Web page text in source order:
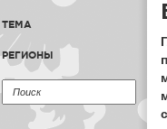
ТЕМА
РЕГИОНЫ